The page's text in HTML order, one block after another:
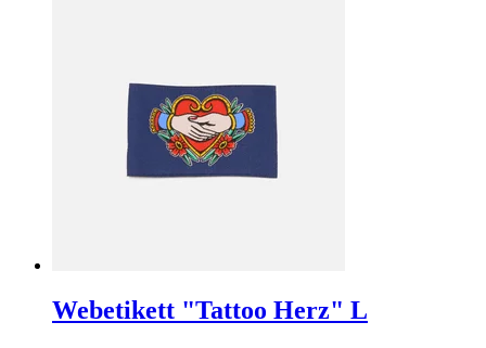
Webetikett "Tattoo Herz" L